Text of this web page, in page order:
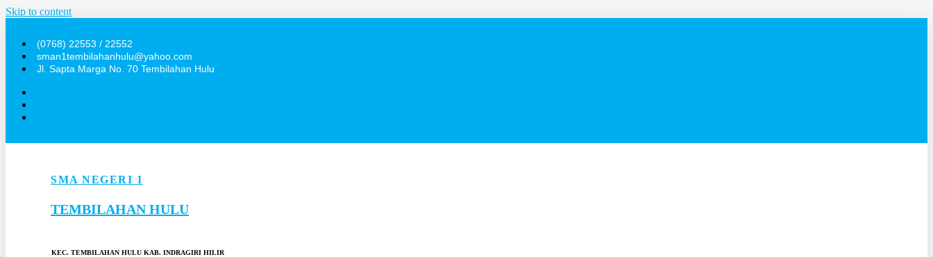
Skip to content
(0768) 22553 / 22552
sman1tembilahanhulu@yahoo.com
Jl. Sapta Marga No. 70 Tembilahan Hulu
SMA NEGERI 1
TEMBILAHAN HULU
KEC. TEMBILAHAN HULU KAB. INDRAGIRI HILIR